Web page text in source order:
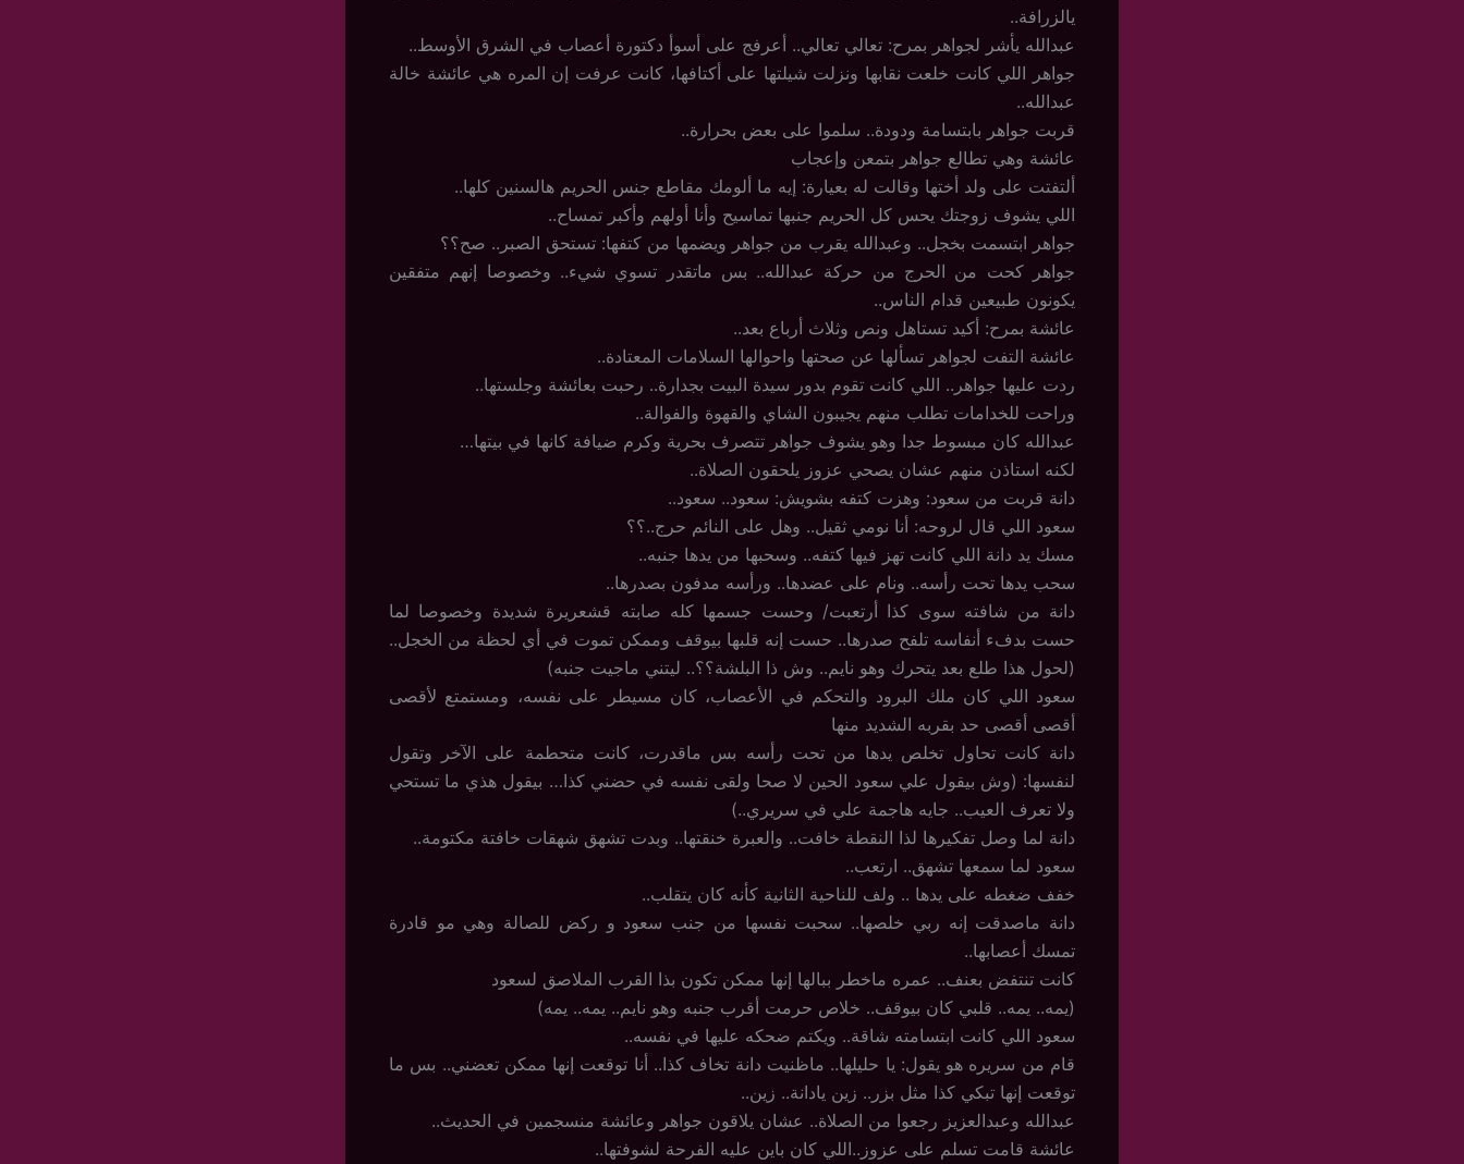
يالزرافة..
عبدالله يأشر لجواهر بمرح: تعالي تعالي.. أعرفج على أسوأ دكتورة أعصاب في الشرق الأوسط..
جواهر اللي كانت خلعت نقابها ونزلت شيلتها على أكتافها، كانت عرفت إن المره هي عائشة خالة
عبدالله..
قربت جواهر بابتسامة ودودة.. سلموا على بعض بحرارة..
عائشة وهي تطالع جواهر بتمعن وإعجاب
ألتفتت على ولد أختها وقالت له بعيارة: إيه ما ألومك مقاطع جنس الحريم هالسنين كلها..
اللي يشوف زوجتك يحس كل الحريم جنبها تماسيح وأنا أولهم وأكبر تمساح..
جواهر ابتسمت بخجل.. وعبدالله يقرب من جواهر ويضمها من كتفها: تستحق الصبر.. صح؟؟
جواهر كحت من الحرج من حركة عبدالله.. بس ماتقدر تسوي شيء.. وخصوصا إنهم متفقين
يكونون طبيعين قدام الناس..
عائشة بمرح: أكيد تستاهل ونص وثلاث أرباع بعد..
عائشة التفت لجواهر تسألها عن صحتها واحوالها السلامات المعتادة..
ردت عليها جواهر.. اللي كانت تقوم بدور سيدة البيت بجدارة.. رحبت بعائشة وجلستها..
وراحت للخدامات تطلب منهم يجيبون الشاي والقهوة والفوالة..
عبدالله كان مبسوط جدا وهو يشوف جواهر تتصرف بحرية وكرم ضيافة كانها في بيتها…
لكنه استاذن منهم عشان يصحي عزوز يلحقون الصلاة..
دانة قربت من سعود: وهزت كتفه بشويش: سعود.. سعود..
سعود اللي قال لروحه: أنا نومي ثقيل.. وهل على النائم حرج..؟؟
مسك يد دانة اللي كانت تهز فيها كتفه.. وسحبها من يدها جنبه..
سحب يدها تحت رأسه.. ونام على عضدها.. ورأسه مدفون بصدرها..
دانة من شافته سوى كذا أرتعبت/ وحست جسمها كله صابته قشعريرة شديدة وخصوصا لما
حست بدفء أنفاسه تلفح صدرها.. حست إنه قلبها بيوقف وممكن تموت في أي لحظة من الخجل..
(لحول هذا طلع بعد يتحرك وهو نايم.. وش ذا البلشة؟؟.. ليتني ماجيت جنبه)
سعود اللي كان ملك البرود والتحكم في الأعصاب، كان مسيطر على نفسه، ومستمتع لأقصى
أقصى أقصى حد بقربه الشديد منها
دانة كانت تحاول تخلص يدها من تحت رأسه بس ماقدرت، كانت متحطمة على الآخر وتقول
لنفسها: (وش بيقول علي سعود الحين لا صحا ولقى نفسه في حضني كذا… بيقول هذي ما تستحي
ولا تعرف العيب.. جايه هاجمة علي في سريري..)
دانة لما وصل تفكيرها لذا النقطة خافت.. والعبرة خنقتها.. وبدت تشهق شهقات خافتة مكتومة..
سعود لما سمعها تشهق.. ارتعب..
خفف ضغطه على يدها .. ولف للناحية الثانية كأنه كان يتقلب..
دانة ماصدقت إنه ربي خلصها.. سحبت نفسها من جنب سعود و ركض للصالة وهي مو قادرة
تمسك أعصابها..
كانت تنتفض بعنف.. عمره ماخطر ببالها إنها ممكن تكون بذا القرب الملاصق لسعود
(يمه.. يمه.. قلبي كان بيوقف.. خلاص حرمت أقرب جنبه وهو نايم.. يمه.. يمه)
سعود اللي كانت ابتسامته شاقة.. ويكتم ضحكه عليها في نفسه..
قام من سريره هو يقول: يا حليلها.. ماظنيت دانة تخاف كذا.. أنا توقعت إنها ممكن تعضني.. بس ما
توقعت إنها تبكي كذا مثل بزر.. زين يادانة.. زين..
عبدالله وعبدالعزيز رجعوا من الصلاة.. عشان يلاقون جواهر وعائشة منسجمين في الحديث..
عائشة قامت تسلم على عزوز..اللي كان باين عليه الفرحة لشوفتها..